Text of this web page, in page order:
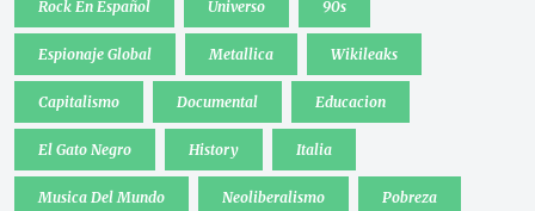
Rock En Español Universo 90s
Espionaje Global Metallica Wikileaks
Capitalismo Documental Educacion
El Gato Negro History Italia
Musica Del Mundo Neoliberalismo Pobreza